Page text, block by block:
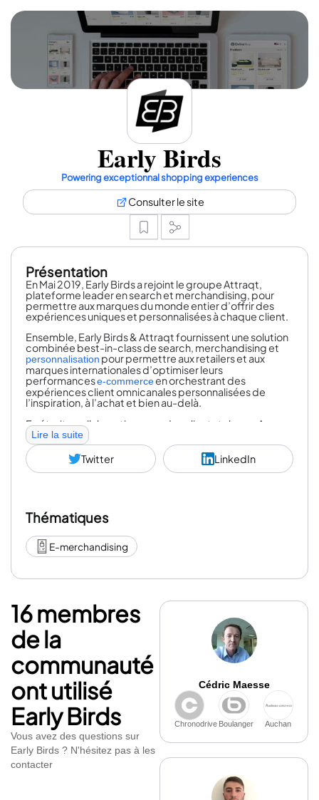
Early Birds
Powering exceptionnal shopping experiences
Consulter le site
Présentation
En Mai 2019, Early Birds a rejoint le groupe Attraqt,
plateforme leader en search et merchandising, pour
permettre aux marques du monde entier d’offrir des
expériences uniques et personnalisées à chaque client.
Ensemble, Early Birds & Attraqt fournissent une solution
combinée best-in-class de search, merchandising et
personnalisation pour permettre aux retailers et aux
marques internationales d’optimiser leurs
performancese-commerceen orchestrant des
expériences client omnicanales personnalisées de
l’inspiration, à l’achat et bien au-delà.
En étroite collaboration avec des clients tels que Asos,
Auchan ,The Kooples
avons pour ambition de mutualiser nos expertises pour
permettre à nos clients d’appliquer leurs propres
stratégies de search et personnalisation et de créer des
Lire la suite
Twitter LinkedIn
Thématiques
E-merchandising
16 membres
de la
communauté
ont utilisé
Early Birds
Vous avez des questions sur
Early Birds ? N'hésitez pas à les
contacter
Cédric Maesse
Chronodrive Boulanger Auchan